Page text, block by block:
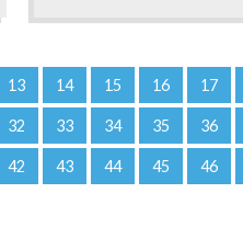
13 14 15 16 17
32 33 34 35 36
42 43 44 45 46